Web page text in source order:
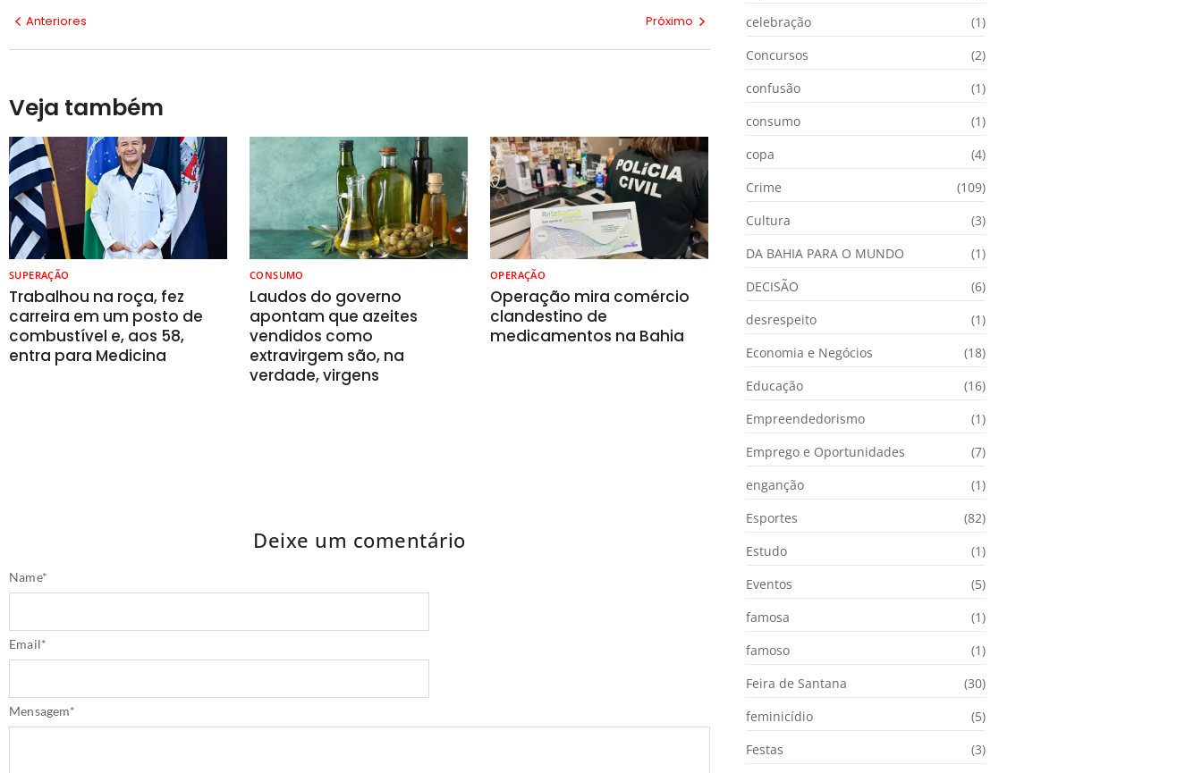
Anteriores Próximo
Veja também
SUPERAÇÃO
Trabalhou na roça, fez
carreira em um posto de
combustível e, aos 58,
entra para Medicina
CONSUMO
Laudos do governo
apontam que azeites
vendidos como
extravirgem são, na
verdade, virgens
OPERAÇÃO
Operação mira comércio
clandestino de
medicamentos na Bahia
Deixe um comentário
Name*
Email*
celebração
(1)
Concursos
(2)
confusão
(1)
consumo
(1)
copa
(4)
Crime
(109)
Cultura
(3)
DA BAHIA PARA O MUNDO
(1)
DECISÃO
(6)
desrespeito
(1)
Economia e Negócios
(18)
Educação
(16)
Empreendedorismo
(1)
Emprego e Oportunidades
(7)
enganção
(1)
Esportes
(82)
Estudo
(1)
Eventos
(5)
famosa
(1)
famoso
(1)
Feira de Santana
(30)
feminicídio
(5)
Festas
(3)